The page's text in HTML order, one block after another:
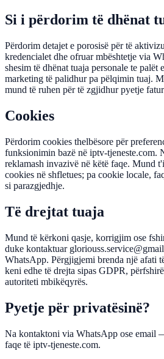
Si i përdorim të dhënat
Përdorim detajet e porosisë për të
kredencialet dhe ofruar mbështetje via
shesim të dhënat tuaja personale te
marketing të palidhur pa pëlqimin tuaj.
mund të ruhen për të zgjidhur pyetje
Cookies
Përdorim cookies thelbësore për
funksionimin bazë në iptv-tjeneste.com.
reklamash invazivë në këtë faqe. Mund
cookies në shfletues; pa cookie locale,
si parazgjedhje.
Të drejtat tuaja
Mund të kërkoni qasje, korrigjim ose
duke kontaktuar
WhatsApp. Përgjigjemi brenda një afati
keni edhe të drejta sipas GDPR,
autoriteti mbikëqyrës.
Pyetje për privatësinë?
Na kontaktoni via WhatsApp ose email
faqe të iptv-tjeneste.com.